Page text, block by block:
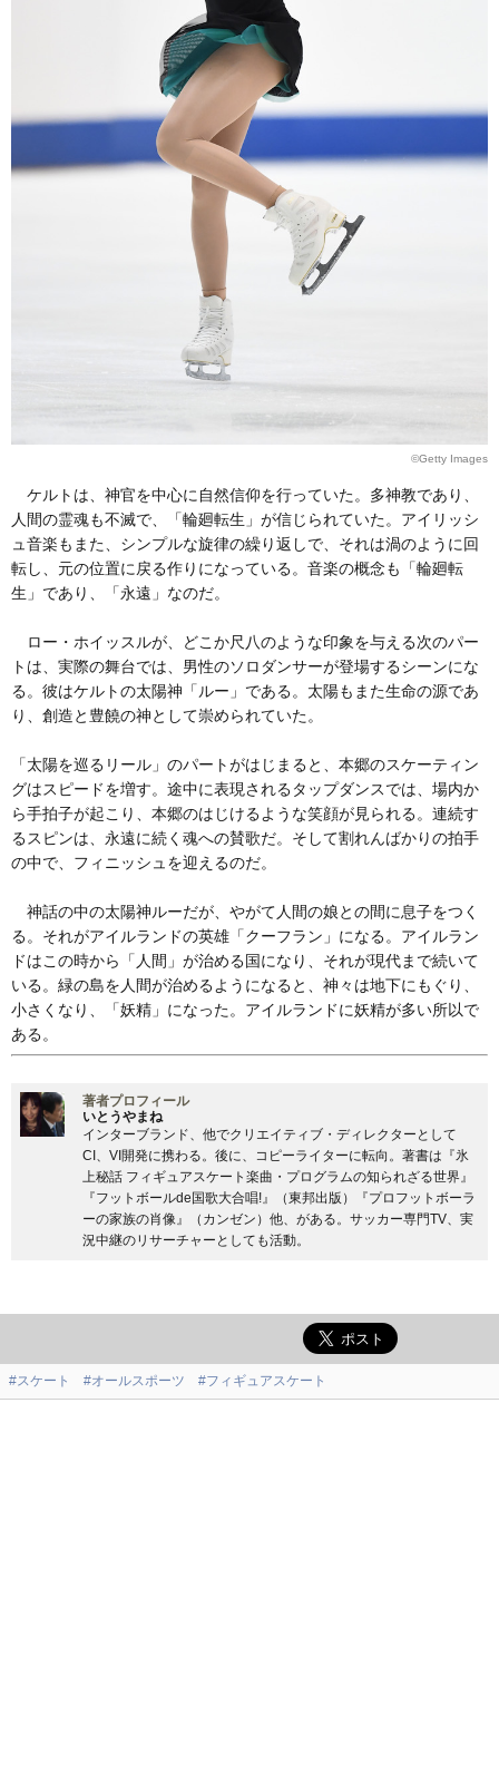
©Getty Images
ケルトは、神官を中心に自然信仰を行っていた。多神教であり、
人間の霊魂も不滅で、「輪廻転生」が信じられていた。アイリッシ
ュ音楽もまた、シンプルな旋律の繰り返しで、それは渦のように回
転し、元の位置に戻る作りになっている。音楽の概念も「輪廻転
生」であり、「永遠」なのだ。
ロー・ホイッスルが、どこか尺八のような印象を与える次のパー
トは、実際の舞台では、男性のソロダンサーが登場するシーンにな
る。彼はケルトの太陽神「ルー」である。太陽もまた生命の源であ
り、創造と豊饒の神として崇められていた。
「太陽を巡るリール」のパートがはじまると、本郷のスケーティン
グはスピードを増す。途中に表現されるタップダンスでは、場内か
ら手拍子が起こり、本郷のはじけるような笑顔が見られる。連続す
るスピンは、永遠に続く魂への賛歌だ。そして割れんばかりの拍手
の中で、フィニッシュを迎えるのだ。
神話の中の太陽神ルーだが、やがて人間の娘との間に息子をつく
る。それがアイルランドの英雄「クーフラン」になる。アイルラン
ドはこの時から「人間」が治める国になり、それが現代まで続いて
いる。緑の島を人間が治めるようになると、神々は地下にもぐり、
小さくなり、「妖精」になった。アイルランドに妖精が多い所以で
ある。
著者プロフィール
いとうやまね
インターブランド、他でクリエイティブ・ディレクターとして
CI、VI開発に携わる。後に、コピーライターに転向。著書は『氷
上秘話 フィギュアスケート楽曲・プログラムの知られざる世界』
『フットボールde国歌大合唱!』（東邦出版）『プロフットボーラ
ーの家族の肖像』（カンゼン）他、がある。サッカー専門TV、実
況中継のリサーチャーとしても活動。
#スケート #オールスポーツ #フィギュアスケート